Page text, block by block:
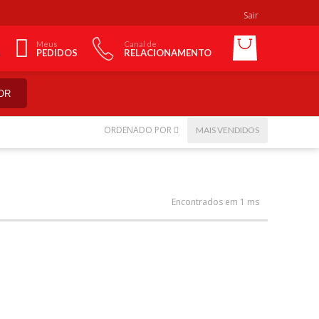
Sair
Meus
PEDIDOS
Canal de
RELACIONAMENTO
ORDENADO POR MAIS VENDIDOS
Encontrados em 1 ms